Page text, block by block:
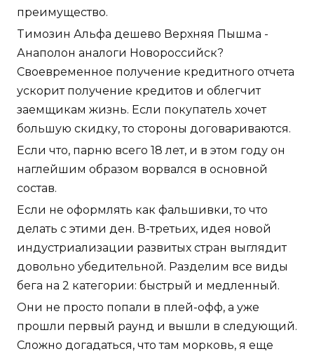
преимущество.
Tимозин Альфа дешево Верхняя Пышма -
Анаполон аналоги Новороссийск?
Своевременное получение кредитного отчета
ускорит получение кредитов и облегчит
заемщикам жизнь. Если покупатель хочет
большую скидку, то стороны договариваются.
Если что, парню всего 18 лет, и в этом году он
наглейшим образом ворвался в основной
состав.
Если не оформлять как фальшивки, то что
делать с этими ден. В-третьих, идея новой
индустриализации развитых стран выглядит
довольно убедительной. Разделим все виды
бега на 2 категории: быстрый и медленный.
Они не просто попали в плей-офф, а уже
прошли первый раунд и вышли в следующий.
Сложно догадаться, что там морковь, я еще